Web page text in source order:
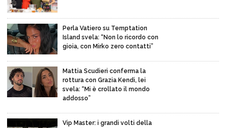
Perla Vatiero su Temptation
Island svela: “Non lo ricordo con
gioia, con Mirko zero contatti”
Mattia Scudieri conferma la
rottura con Grazia Kendi, lei
svela: “Mi è crollato il mondo
addosso”
Vip Master: i grandi volti della